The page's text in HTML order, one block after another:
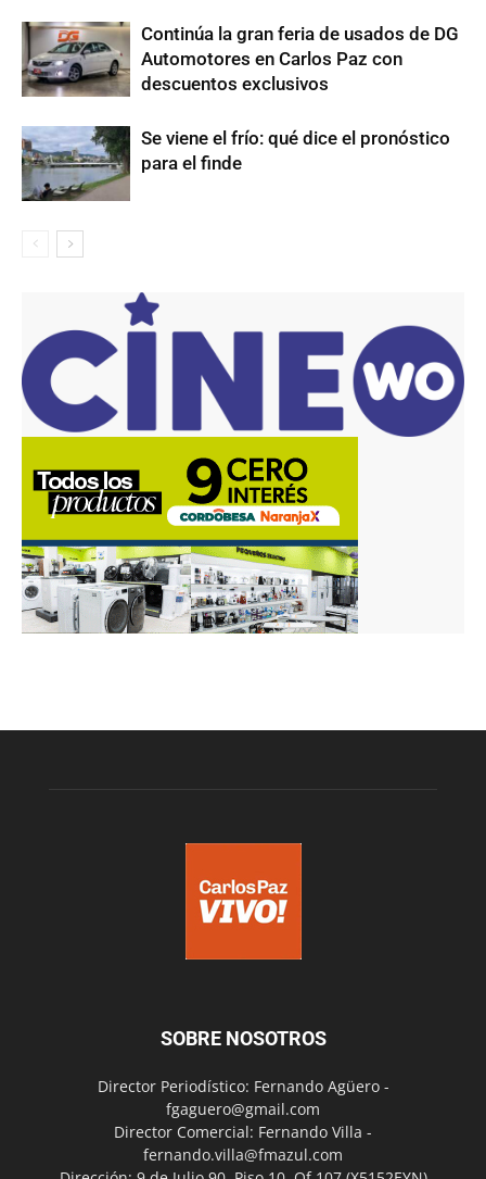
Continúa la gran feria de usados de DG
Automotores en Carlos Paz con
descuentos exclusivos
Se viene el frío: qué dice el pronóstico
para el finde
SOBRE NOSOTROS
Director Periodístico: Fernando Agüero -
fgaguero@gmail.com
Director Comercial: Fernando Villa -
fernando.villa@fmazul.com